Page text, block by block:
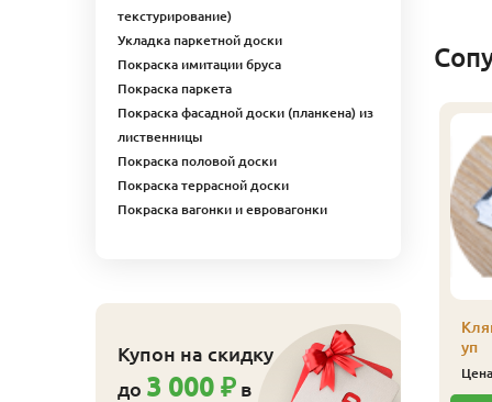
Color-Oill
2,5 л 8546 Венге
8500 Цветное масло д/
интерьера Color-Oill
Биофа 2,5 л 8544
Бразильский дуб
уп
Цена
текстурирование)
Укладка паркетной доски
Покраска имитации бруса
Покраска паркета
Покраска фасадной доски (планкена) из
лиственницы
Покраска половой доски
Покраска террасной доски
Покраска вагонки и евровагонки
Купон на скидку
до 3 000 ₽ в